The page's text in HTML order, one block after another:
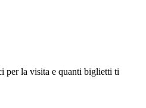
per la visita e quanti biglietti ti